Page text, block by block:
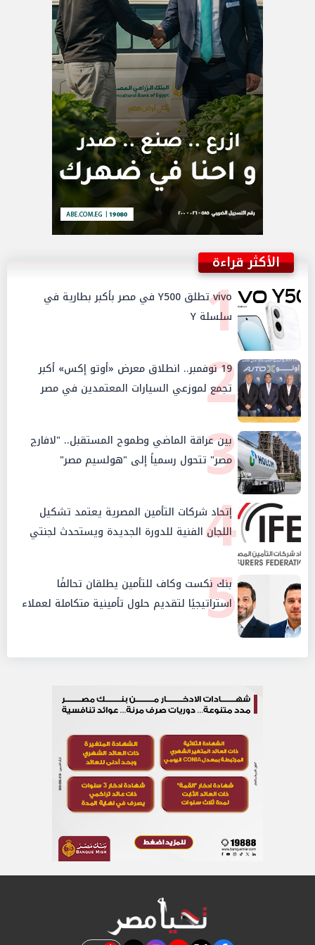
الأكثر قراءة
1
vivo تطلق Y500 في مصر بأكبر بطارية في
سلسلة Y
219 نوفمبر.. انطلاق معرض «أوتو إكس» أكبر
تجمع لموزعي السيارات المعتمدين في مصر
3
بين عراقة الماضي وطموح المستقبل.. "لافارچ
مصر" تتحول رسمياً إلى "هولسيم مصر"
4
إتحاد شركات التأمين المصرية يعتمد تشكيل
اللجان الفنية للدورة الجديدة ويستحدث لجنتي
الأمن السيبراني والإستثمار والإدخار
5
بنك نكست وكاف للتأمين يطلقان تحالفًا
استراتيجيًا لتقديم حلول تأمينية متكاملة لعملاء
البنك